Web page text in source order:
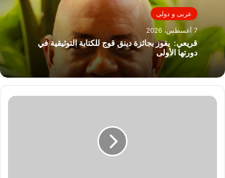
عربى و دولى
7 أغسطس، 2026
قريعي: يفوز بجائزة دينق قوج للكتابة التوثيقية في
دورتها الأولى
عشرات